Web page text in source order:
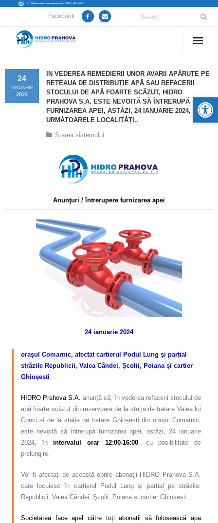
Facebook
Despre noi
Anunțuri lucrări / opriri apă
Guvernanță Corporativă
Informații de interes public
Calitatea apei
Comunicare
IN VEDEREA REMEDIERII UNOR AVARII APĂRUTE PE
REȚEAUA DE DISTRIBUȚIE APĂ SAU REFACERII
STOCULUI DE APĂ FOARTE SCĂZUT, HIDRO
PRAHOVA S.A. ESTE NEVOITĂ SĂ ÎNTRERUPĂ
FURNIZAREA APEI, ASTĂZI, 24 IANUARIE 2024, ÎN
URMĂTOARELE LOCALITĂȚI..
24
IANUARIE
2024
Starea sistemului
Anunţuri / întrerupere furnizarea apei
24 ianuarie 2024
orașul Comarnic, afectat cartierul Podul Lung și parțial
străzile Republicii, Valea Cândei, Şcolii, Poiana și cartier
Ghioșești
HIDRO Prahova S.A. anunță că, în vederea refacerii stocului de
apă foarte scăzut din rezervoare de la stația de tratare Valea lui
Conci și de la stația de tratare Ghioșești din orașul Comarnic,
este nevoită să întrerupă furnizarea apei, astăzi, 24 ianuarie
2024, înintervalul orar 12:00-16:00, cu posibilitate de
prelungire.
Vor fi afectați de această oprire abonații HIDRO Prahova S.A.
care locuiesc în cartierul Podul Lung și parțial pe străzile:
Republicii, Valea Cândei, Şcolii, Poiana și cartier Ghioșești.
Societatea face apel către toți abonații să folosească apa